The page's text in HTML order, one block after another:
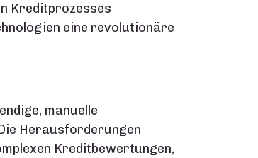
Kreditprozesses
eine revolutionäre
manuelle
Herausforderungen
Kreditbewertungen,